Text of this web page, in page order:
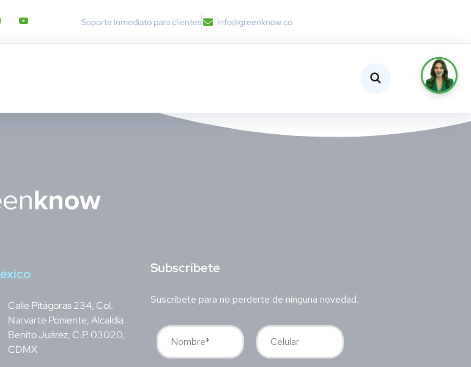
Soporte inmediato para clientes info@greenknow.co
éxico
Calle Pitágoras 234, Col.
Narvarte Poniente, Alcaldía
Benito Juárez, C.P. 03020,
CDMX
Subscríbete
Suscríbete para no perderte de ninguna novedad.